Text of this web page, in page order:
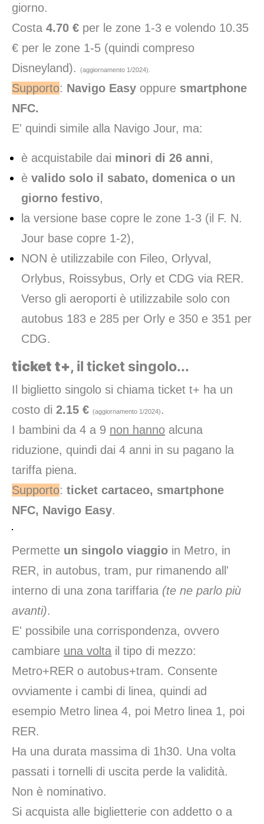
giorno.
Costa 4.70 € per le zone 1-3 e volendo 10.35
€ per le zone 1-5 (quindi compreso
Disneyland).
(aggiornamento 1/2024).
Supporto: Navigo Easy oppure smartphone
NFC.
E' quindi simile alla Navigo Jour, ma:
è acquistabile dai minori di 26 anni,
è valido solo il sabato, domenica o un
giorno festivo,
la versione base copre le zone 1-3 (il F. N.
Jour base copre 1-2),
NON è utilizzabile con Fileo, Orlyval,
Orlybus, Roissybus, Orly et CDG via RER.
Verso gli aeroporti è utilizzabile solo con
autobus 183 e 285 per Orly e 350 e 351 per
CDG.
ticket t+, il ticket singolo...
Il biglietto singolo si chiama ticket t+ ha un
costo di 2.15 € (aggiornamento 1/2024) .
I bambini da 4 a 9 non hanno alcuna
riduzione, quindi dai 4 anni in su pagano la
tariffa piena.
Supporto: ticket cartaceo, smartphone
NFC, Navigo Easy.
Permette un singolo viaggio in Metro, in
RER, in autobus, tram, pur rimanendo all'
interno di una zona tariffaria (te ne parlo più
avanti).
E' possibile una corrispondenza, ovvero
cambiare una volta il tipo di mezzo:
Metro+RER o autobus+tram. Consente
ovviamente i cambi di linea, quindi ad
esempio Metro linea 4, poi Metro linea 1, poi
RER.
Ha una durata massima di 1h30. Una volta
passati i tornelli di uscita perde la validità.
Non è nominativo.
Si acquista alle biglietterie con addetto o a